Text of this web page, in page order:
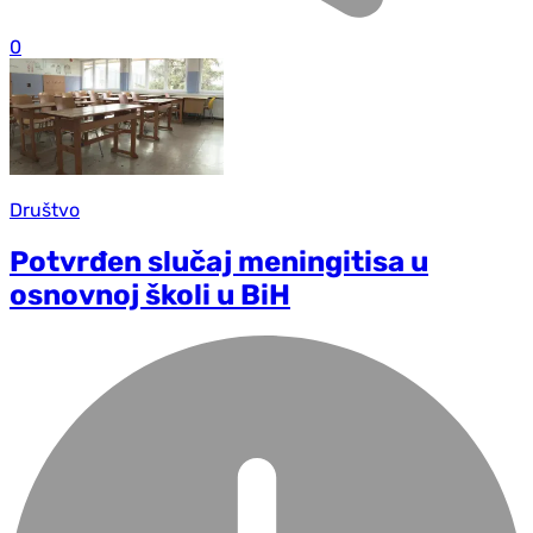
0
Društvo
Potvrđen slučaj meningitisa u
osnovnoj školi u BiH